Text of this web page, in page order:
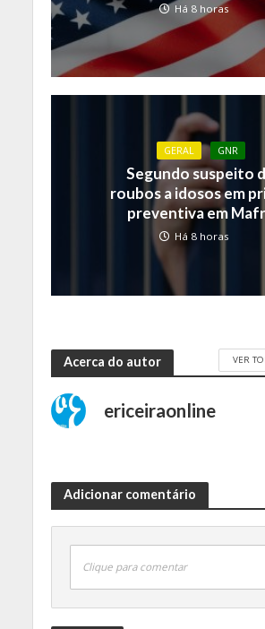
Há 8 horas
GERAL GNR
Segundo suspeito
roubos a idosos em
preventiva em
Há 8 horas
Acerca do autor VER
ericeiraonline
Adicionar comentário
Clique para comentar